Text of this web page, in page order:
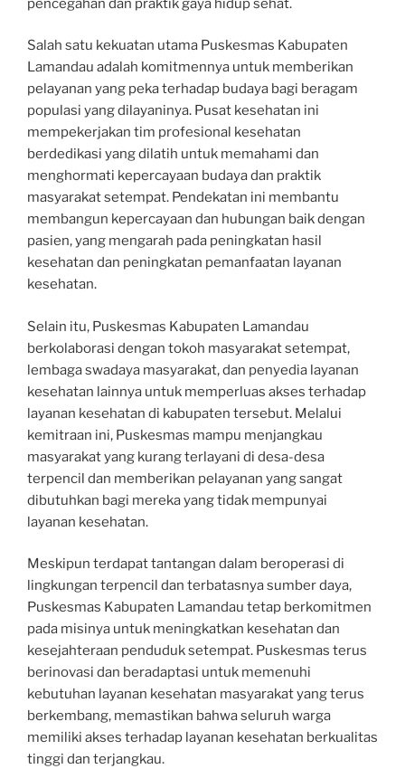
pencegahan dan praktik gaya hidup sehat.
Salah satu kekuatan utama Puskesmas Kabupaten
Lamandau adalah komitmennya untuk memberikan
pelayanan yang peka terhadap budaya bagi beragam
populasi yang dilayaninya. Pusat kesehatan ini
mempekerjakan tim profesional kesehatan
berdedikasi yang dilatih untuk memahami dan
menghormati kepercayaan budaya dan praktik
masyarakat setempat. Pendekatan ini membantu
membangun kepercayaan dan hubungan baik dengan
pasien, yang mengarah pada peningkatan hasil
kesehatan dan peningkatan pemanfaatan layanan
kesehatan.
Selain itu, Puskesmas Kabupaten Lamandau
berkolaborasi dengan tokoh masyarakat setempat,
lembaga swadaya masyarakat, dan penyedia layanan
kesehatan lainnya untuk memperluas akses terhadap
layanan kesehatan di kabupaten tersebut. Melalui
kemitraan ini, Puskesmas mampu menjangkau
masyarakat yang kurang terlayani di desa-desa
terpencil dan memberikan pelayanan yang sangat
dibutuhkan bagi mereka yang tidak mempunyai
layanan kesehatan.
Meskipun terdapat tantangan dalam beroperasi di
lingkungan terpencil dan terbatasnya sumber daya,
Puskesmas Kabupaten Lamandau tetap berkomitmen
pada misinya untuk meningkatkan kesehatan dan
kesejahteraan penduduk setempat. Puskesmas terus
berinovasi dan beradaptasi untuk memenuhi
kebutuhan layanan kesehatan masyarakat yang terus
berkembang, memastikan bahwa seluruh warga
memiliki akses terhadap layanan kesehatan berkualitas
tinggi dan terjangkau.